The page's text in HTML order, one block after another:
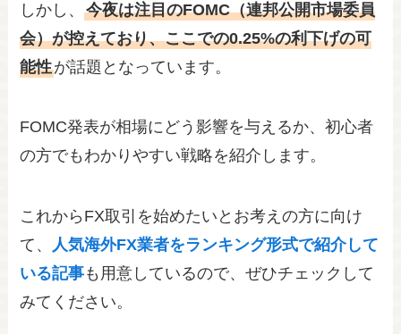
しかし、今夜は注目のFOMC（連邦公開市場委員
会）が控えており、ここでの0.25%の利下げの可
能性が話題となっています。
FOMC発表が相場にどう影響を与えるか、初心者
の方でもわかりやすい戦略を紹介します。
これからFX取引を始めたいとお考えの方に向け
て、 人気海外FX業者をランキング形式で紹介して
いる記事も用意しているので、ぜひチェックして
みてください。